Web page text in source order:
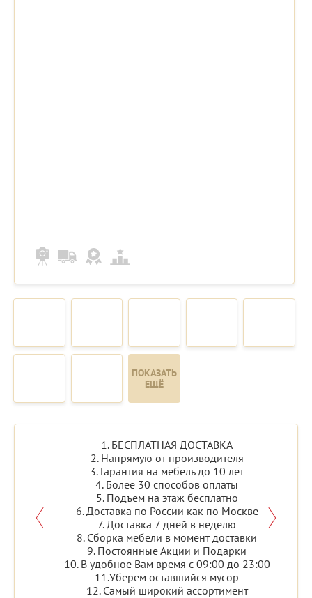
ПОКАЗАТЬ
ЕЩЁ
1. БЕСПЛАТНАЯ ДОСТАВКА
2. Напрямую от производителя
3. Гарантия на мебель до 10 лет
4. Более 30 способов оплаты
5. Подъем на этаж бесплатно
6. Доставка по России как по Москве
7. Доставка 7 дней в неделю
8. Сборка мебели в момент доставки
9. Постоянные Акции и Подарки
10. В удобное Вам время с 09:00 до 23:00
11.Уберем оставшийся мусор
12. Самый широкий ассортимент